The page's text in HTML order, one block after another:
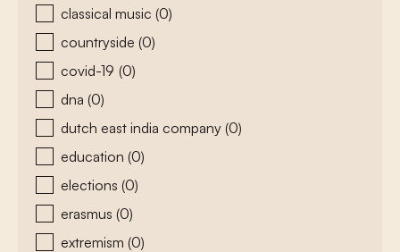
classical music (0)
countryside (0)
covid-19 (0)
dna (0)
dutch east india company (0)
education (0)
elections (0)
erasmus (0)
extremism (0)